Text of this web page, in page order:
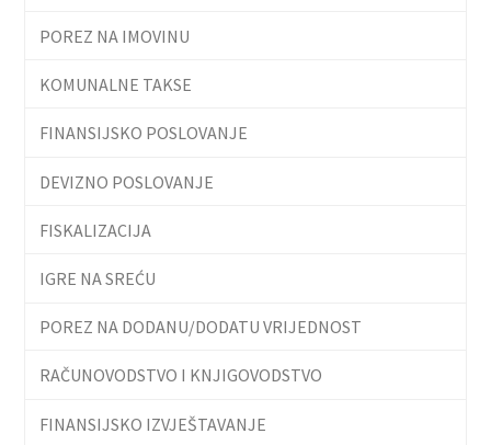
POREZ NA IMOVINU
KOMUNALNE TAKSE
FINANSIJSKO POSLOVANJE
DEVIZNO POSLOVANJE
FISKALIZACIJA
IGRE NA SREĆU
POREZ NA DODANU/DODATU VRIJEDNOST
RAČUNOVODSTVO I KNJIGOVODSTVO
FINANSIJSKO IZVJEŠTAVANJE